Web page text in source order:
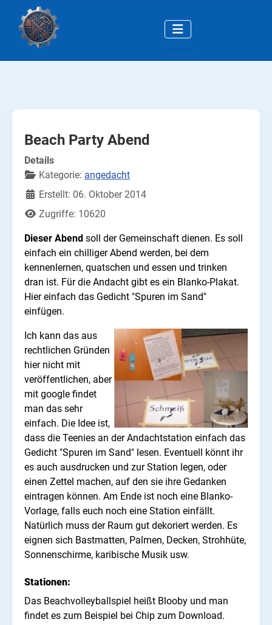
Beach Party Abend
Details
Kategorie: angedacht
Erstellt: 06. Oktober 2014
Zugriffe: 10620
Dieser Abend soll der Gemeinschaft dienen. Es soll
einfach ein chilliger Abend werden, bei dem
kennenlernen, quatschen und essen und trinken
dran ist. Für die Andacht gibt es ein Blanko-Plakat.
Hier einfach das Gedicht "Spuren im Sand"
einfügen.
Ich kann das aus
rechtlichen Gründen
hier nicht mit
veröffentlichen, aber
mit google findet
man das sehr
einfach. Die Idee ist,
dass die Teenies an der Andachtstation einfach das
Gedicht "Spuren im Sand" lesen. Eventuell könnt ihr
es auch ausdrucken und zur Station legen, oder
einen Zettel machen, auf den sie ihre Gedanken
eintragen können. Am Ende ist noch eine Blanko-
Vorlage, falls euch noch eine Station einfällt.
Natürlich muss der Raum gut dekoriert werden. Es
eignen sich Bastmatten, Palmen, Decken, Strohhüte,
Sonnenschirme, karibische Musik usw.
Stationen:
Das Beachvolleyballspiel heißt Blooby und man
findet es zum Beispiel bei Chip zum Download.